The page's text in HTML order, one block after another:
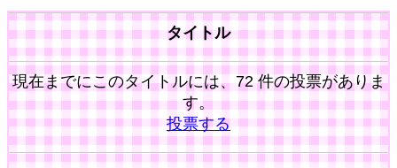
タイトル
現在までにこのタイトルには、72 件の投票がありま
す。
投票する